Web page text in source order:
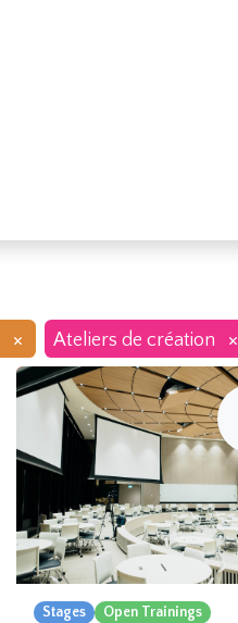
× Ateliers de création ×
Stages
Open Trainings